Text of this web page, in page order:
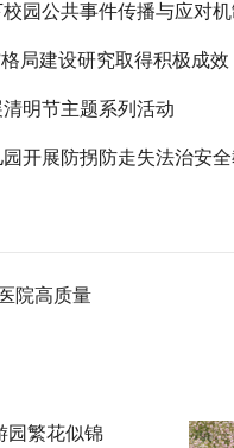
园公共事件传播与应对机
局建设研究取得积极成效
明节主题系列活动
开展防拐防走失法治安
院高质量
园繁花似锦